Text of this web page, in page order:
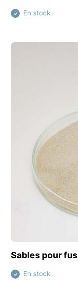
✓ En stock
Sables pour
✓ En stock